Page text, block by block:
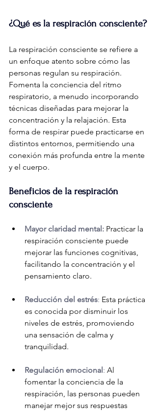
¿Qué es la respiración consciente?
La respiración consciente se refiere a
un enfoque atento sobre cómo las
personas regulan su respiración.
Fomenta la conciencia del ritmo
respiratorio, a menudo incorporando
técnicas diseñadas para mejorar la
concentración y la relajación. Esta
forma de respirar puede practicarse en
distintos entornos, permitiendo una
conexión más profunda entre la mente
y el cuerpo.
Beneficios de la respiración
consciente
Mayor claridad mental: Practicar la
respiración consciente puede
mejorar las funciones cognitivas,
facilitando la concentración y el
pensamiento claro.
Reducción del estrés: Esta práctica
es conocida por disminuir los
niveles de estrés, promoviendo
una sensación de calma y
tranquilidad.
Regulación emocional : Al
fomentar la conciencia de la
respiración, las personas pueden
manejar mejor sus respuestas